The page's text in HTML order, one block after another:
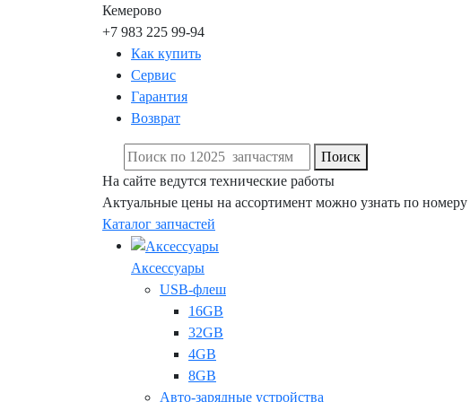
Кемерово
+7 983 225 99-94
Как купить
Сервис
Гарантия
Возврат
Поиск
На сайте ведутся технические работы
Актуальные цены на ассортимент можно узнать по номеру
Каталог запчастей
Аксессуары
USB-флеш
16GB
32GB
4GB
8GB
Авто-зарядные устройства